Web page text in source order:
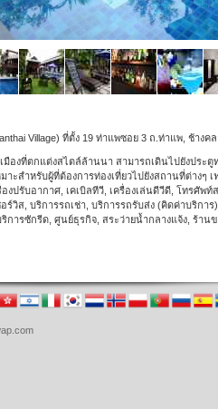
Village) ที่ตั้ง 19 ท่าแพซอย 3 ถ.ท่าแพ, ช้างค
องที่ตกแต่งสไตล์ล้านนา สามารถเดินไปยังประ
มาะสำหรับผู้ที่ต้องการท่องเที่ยวไปยังสถานที่ต่างๆ
งปรับอากาศ, เคเบิลทีวี, เครื่องเล่นดีวีดี, โทรศัพ
ร์วิส, บริการรถเช่า, บริการรถรับส่ง (คิดค่าบริก
การซักรีด, ศูนย์ธุรกิจ, สระว่ายน้ำกลางแจ้ง, ร้า